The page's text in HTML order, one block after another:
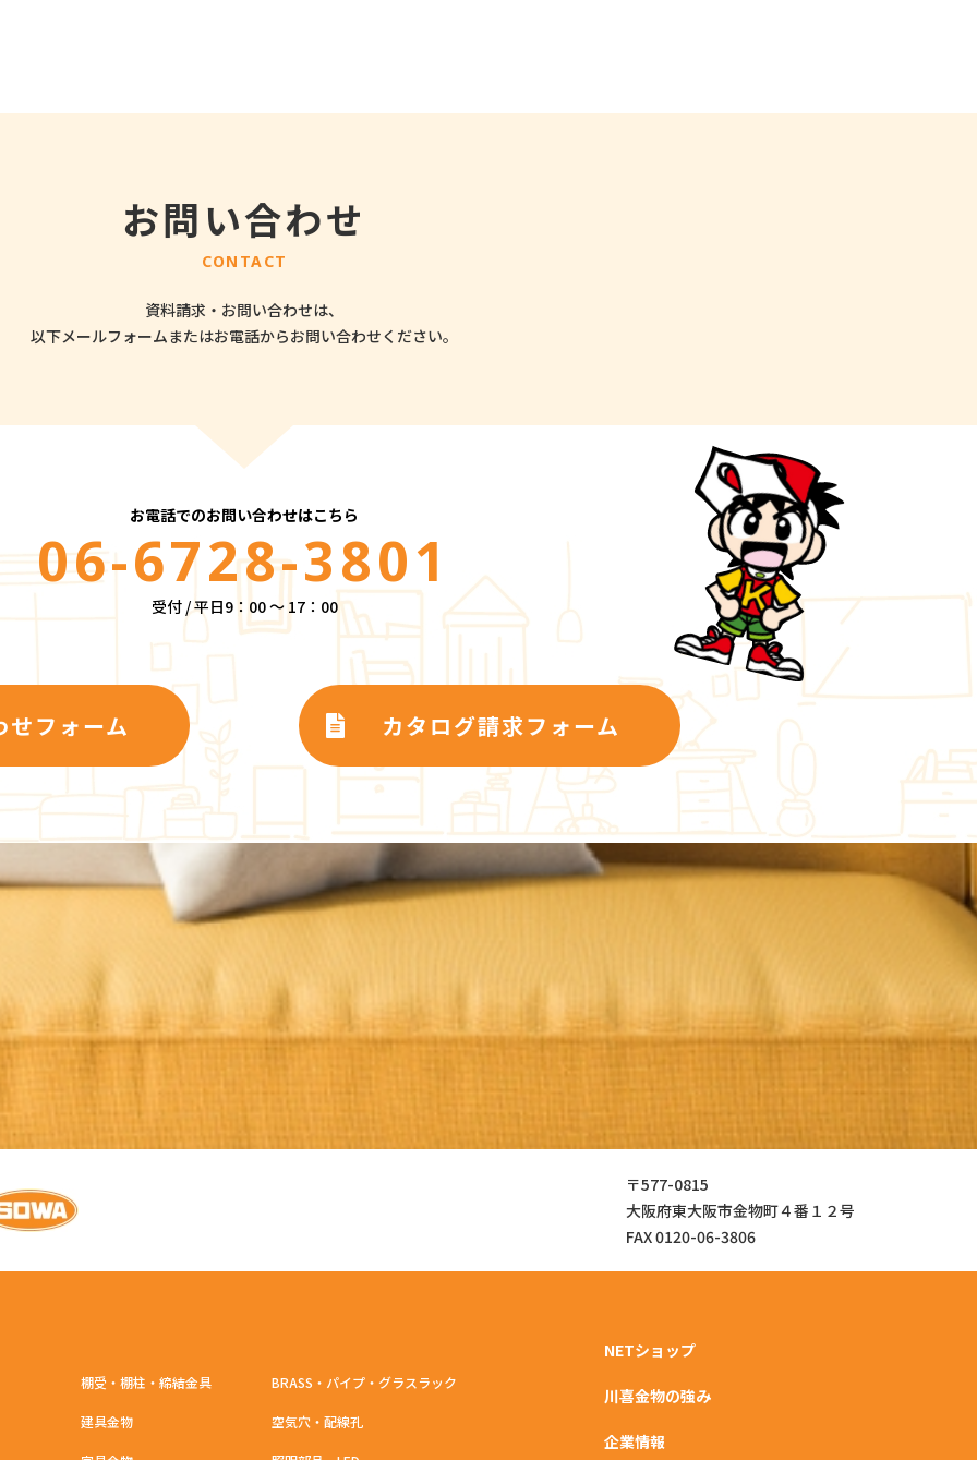
お問い合わせ
CONTACT
資料請求・お問い合わせは、
以下メールフォームまたはお電話からお問い合わせください。
お電話でのお問い合わせはこちら
06-6728-3801
受付 / 平日9：00 ～ 17：00
せフォーム カタログ請求フォーム
〒577-0815
大阪府東大阪市金物町４番１２号
FAX 0120-06-3806
棚受・棚柱・締結金具
建具金物
BRASS・パイプ・グラスラック
空気穴・配線孔
NETショップ
川喜金物の強み
企業情報